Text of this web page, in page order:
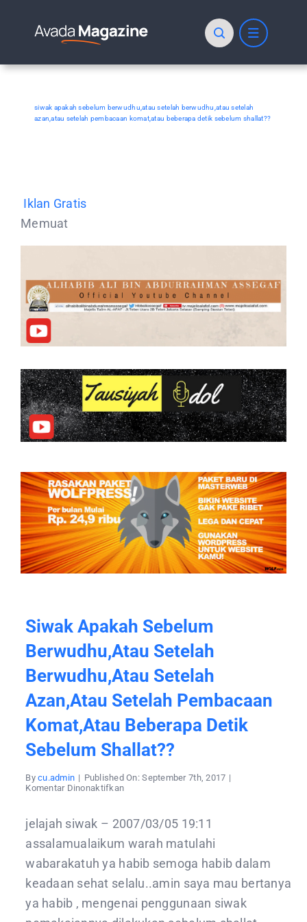
siwak apakah sebelum berwudhu,atau setelah berwudhu,atau setelah
azan,atau setelah pembacaan komat,atau beberapa detik sebelum shallat??
Iklan Gratis
Memuat
Siwak Apakah Sebelum
Berwudhu,atau Setelah
Berwudhu,atau Setelah
Azan,atau Setelah Pembacaan
Komat,atau Beberapa Detik
Sebelum Shallat??
Bycu.admin | Published On: September 7th, 2017 |
Komentar Dinonaktifkanpada
sebelum
berwudhu,atau
berwudhu,atau
setelah
azan,atau
setelah
pembacaan
komat,atau
beberapa
jelajah siwak – 2007/03/05 19:11
assalamualaikum warah matulahi
wabarakatuh ya habib semoga habib dalam
keadaan sehat selalu..amin saya mau bertanya
ya habib , mengenai penggunaan siwak